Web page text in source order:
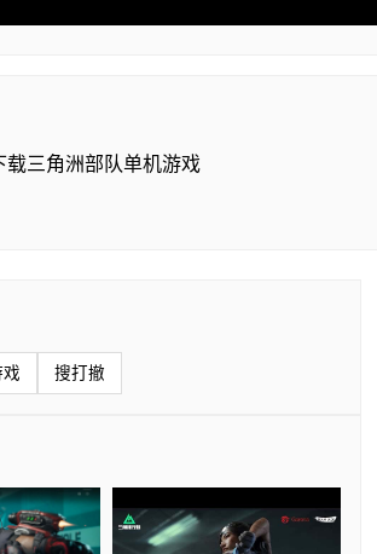
载三角洲部队单机游戏
搜打撤